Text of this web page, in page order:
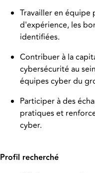
Travailler en
d'expérience, les
identifiées.
Contribuer à la
cybersécurité au
équipes cyber du
Participer à des
pratiques et
cyber.
Profil recherché